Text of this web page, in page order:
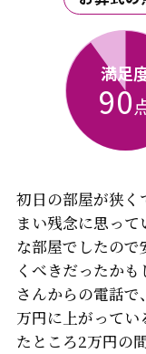
満足
90
初日の部屋が狭く
まい残念に思っ
な部屋でしたの
くべきだったか
さんからの電話
万円に上がって
たところ2万円の